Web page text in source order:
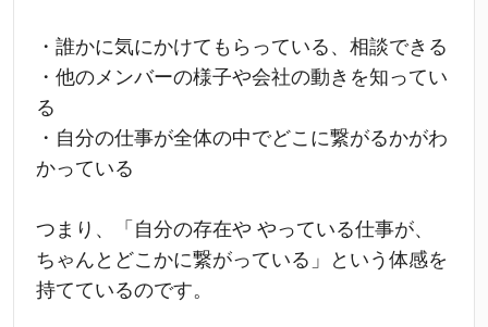
・誰かに気にかけてもらっている、相談できる
・他のメンバーの様子や会社の動きを知ってい
る
・自分の仕事が全体の中でどこに繋がるかがわ
かっている
つまり、「自分の存在や やっている仕事が、
ちゃんとどこかに繋がっている」という体感を
持てているのです。